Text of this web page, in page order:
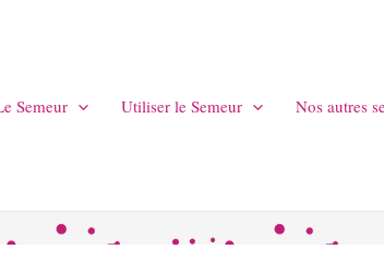
Semeur
Utiliser le Semeur Nos autres